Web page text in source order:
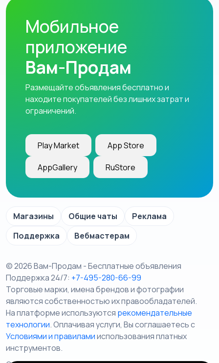
Мобильное
приложение
Вам-Продам
Размещайте объявления бесплатно и
находите покупателей без лишних затрат и
ограничений.
Play Market App Store
AppGallery RuStore
Магазины Общие чаты
Реклама
Поддержка
Вебмастерам
© 2026 Вам-Продам - Бесплатные объявления
Поддержка 24/7: +7-495-280-66-99
Торговые марки, имена брендов и фотографии
являются собственностью их правообладателей.
На платформе используются рекомендательные
технологии. Оплачивая услуги, Вы соглашаетесь c
Условиями и правиламииспользования платных
инструментов.